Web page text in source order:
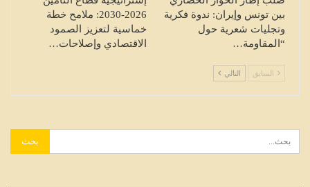
بين تونس وإيران: ندوة فكرية
وتجليات شعرية حول
“المقاومة…
2026-2030: ملامح خطة
خماسية لتعزيز الصمود
الاقتصادي وإصلاحات…
السابق التالي